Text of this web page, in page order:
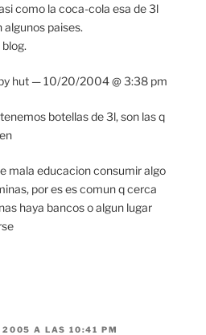
como la coca-cola esa de 3l
algunos paises.
hut — 10/20/2004 @ 3:38 pm
botellas de 3l, son las q
mala educacion consumir algo
por es es comun q cerca
haya bancos o algun lugar
2005 A LAS 10:41 PM